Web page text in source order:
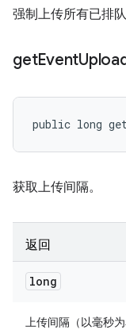
强制上传所有已排队
getEvent
public long
获取上传间隔。
返回
long
上传间隔（以毫秒为